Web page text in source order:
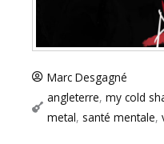
Marc Desgagné
angleterre, my cold
metal, santé mentale,